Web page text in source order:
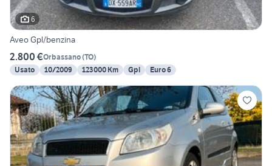
6
Aveo Gpl/benzina
2.800 €Orbassano(TO)
Usato
10/2009 123000 Km Gpl Euro 6